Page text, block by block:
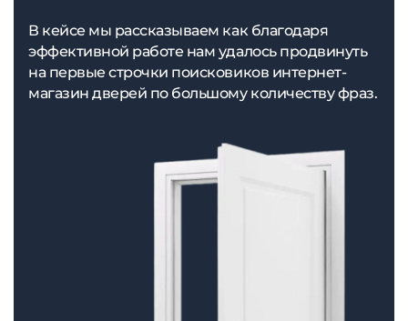
В кейсе мы рассказываем как благодаря
эффективной работе нам удалось продвинуть
на первые строчки поисковиков интернет-
магазин дверей по большому количеству фраз.